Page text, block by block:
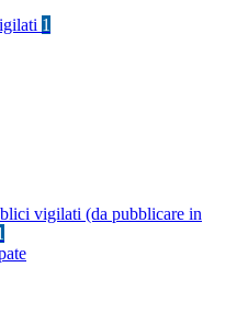
1
vigilati (da pubblicare in